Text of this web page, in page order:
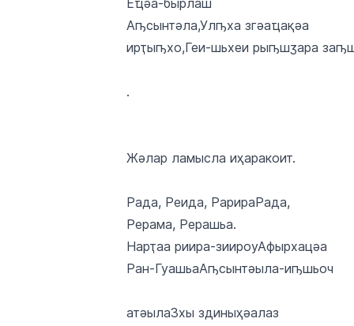
Еҵәa-бырлаш
Аҧсынтәла,Улҧха згәаҵақәа
ирҭыҧхо,Геи-шьхеи рыҧшӡара
.
Жәлар ламысла иҳаракоит.
Рада, Реида, РарираРада,
Рерама, Рерашьа.
Нарҭаа риира-зиироуАфырхацәа
Ран-ГуашьаАҧсынтәыла-иҧшьоч
атәылаЗхы здиныҳәалаз